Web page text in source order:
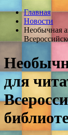
Главная
Новости
Необычная
для